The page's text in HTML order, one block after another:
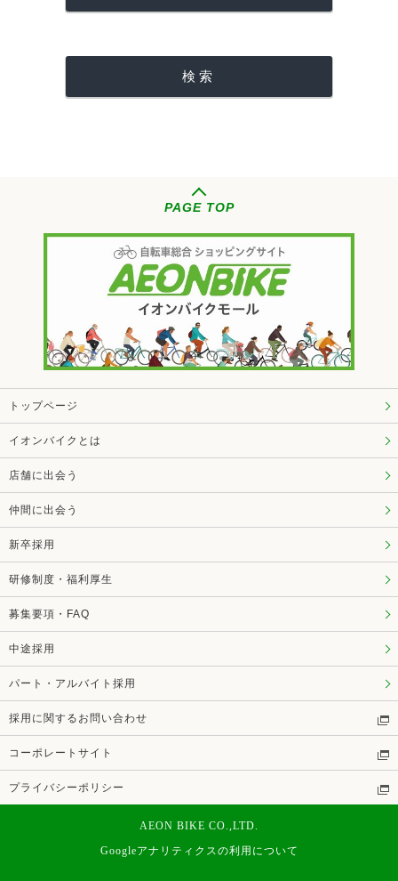
PAGE TOP
トップページ
イオンバイクとは
店舗に出会う
仲間に出会う
新卒採用
研修制度・福利厚生
募集要項・FAQ
中途採用
パート・アルバイト採用
採用に関するお問い合わせ
コーポレートサイト
プライバシーポリシー
AEON BIKE CO.,LTD.
Googleアナリティクスの利用について